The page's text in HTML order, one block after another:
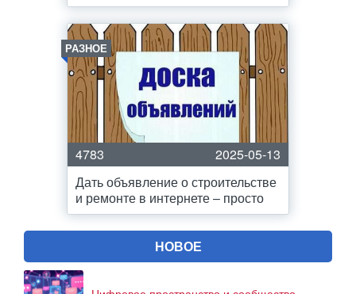
РАЗНОЕ
4783
2025-05-13
Дать объявление о строительстве
и ремонте в интернете – просто
НОВОЕ